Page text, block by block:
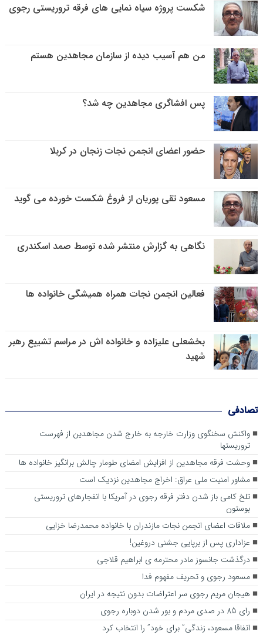
شکست پروژه سیاه نمایی های فرقه تروریستی رجوی
من هم آسیب دیده از سازمان مجاهدین هستم
پس افشاگری مجاهدین چه شد؟
حضور اعضای انجمن نجات زنجان در کربلا
مسعود تقی پوریان از فروغ شکست خورده می گوید
نگاهی به گزارش منتشر شده توسط صمد اسکندری
فعالین انجمن نجات همراه همیشگی خانواده ها
بخشعلی علیزاده و خانواده اش در مراسم تشییع رهبر
شهید
تصادفی
واکنش سخنگوی وزارت خارجه به خارج شدن مجاهدین از فهرست
تروریستها
وحشت فرقه مجاهدین از افزایش امضای طومار چالش برانگیز خانواده ها
مشاور امنیت ملی عراق: اخراج مجاهدین نزدیک است
تلخ کامی باز شدن دفتر فرقه رجوی در آمریکا با انفجارهای تروریستی
بوستون
ملاقات اعضای انجمن نجات مازندران با خانواده محمدرضا خزایی
عزاداری پس از برپایی جشنی دروغین!
درگذشت جانسوز مادر محترمه ی ابراهیم قلاجی
مسعود رجوی و تحریف مفهوم فدا
هیجان مریم رجوی سر اعتراضات بدون نتیجه در ایران
رای 85 در صدی مردم و بور شدن دوباره رجوی
اتفاقا مسعود، زندگی” برای خود” را انتخاب کرد